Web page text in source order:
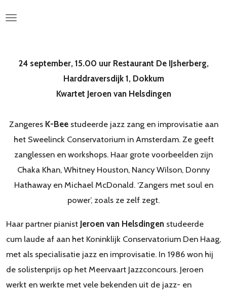
Ga
24 september, 15.00 uur Restaurant De IJsherberg,
Harddraversdijk 1, Dokkum
Kwartet Jeroen van Helsdingen
Zangeres K-Beestudeerde jazz zang en improvisatie aan
het Sweelinck Conservatorium in Amsterdam. Ze geeft
zanglessen en workshops. Haar grote voorbeelden zijn
Chaka Khan, Whitney Houston, Nancy Wilson, Donny
Hathaway en Michael McDonald. ‘Zangers met soul en
power’, zoals ze zelf zegt.
Haar partner pianist Jeroen van Helsdingen studeerde
cum laude af aan het Koninklijk Conservatorium Den Haag,
met als specialisatie jazz en improvisatie. In 1986 won hij
de solistenprijs op het Meervaart Jazzconcours. Jeroen
werkt en werkte met vele bekenden uit de jazz- en